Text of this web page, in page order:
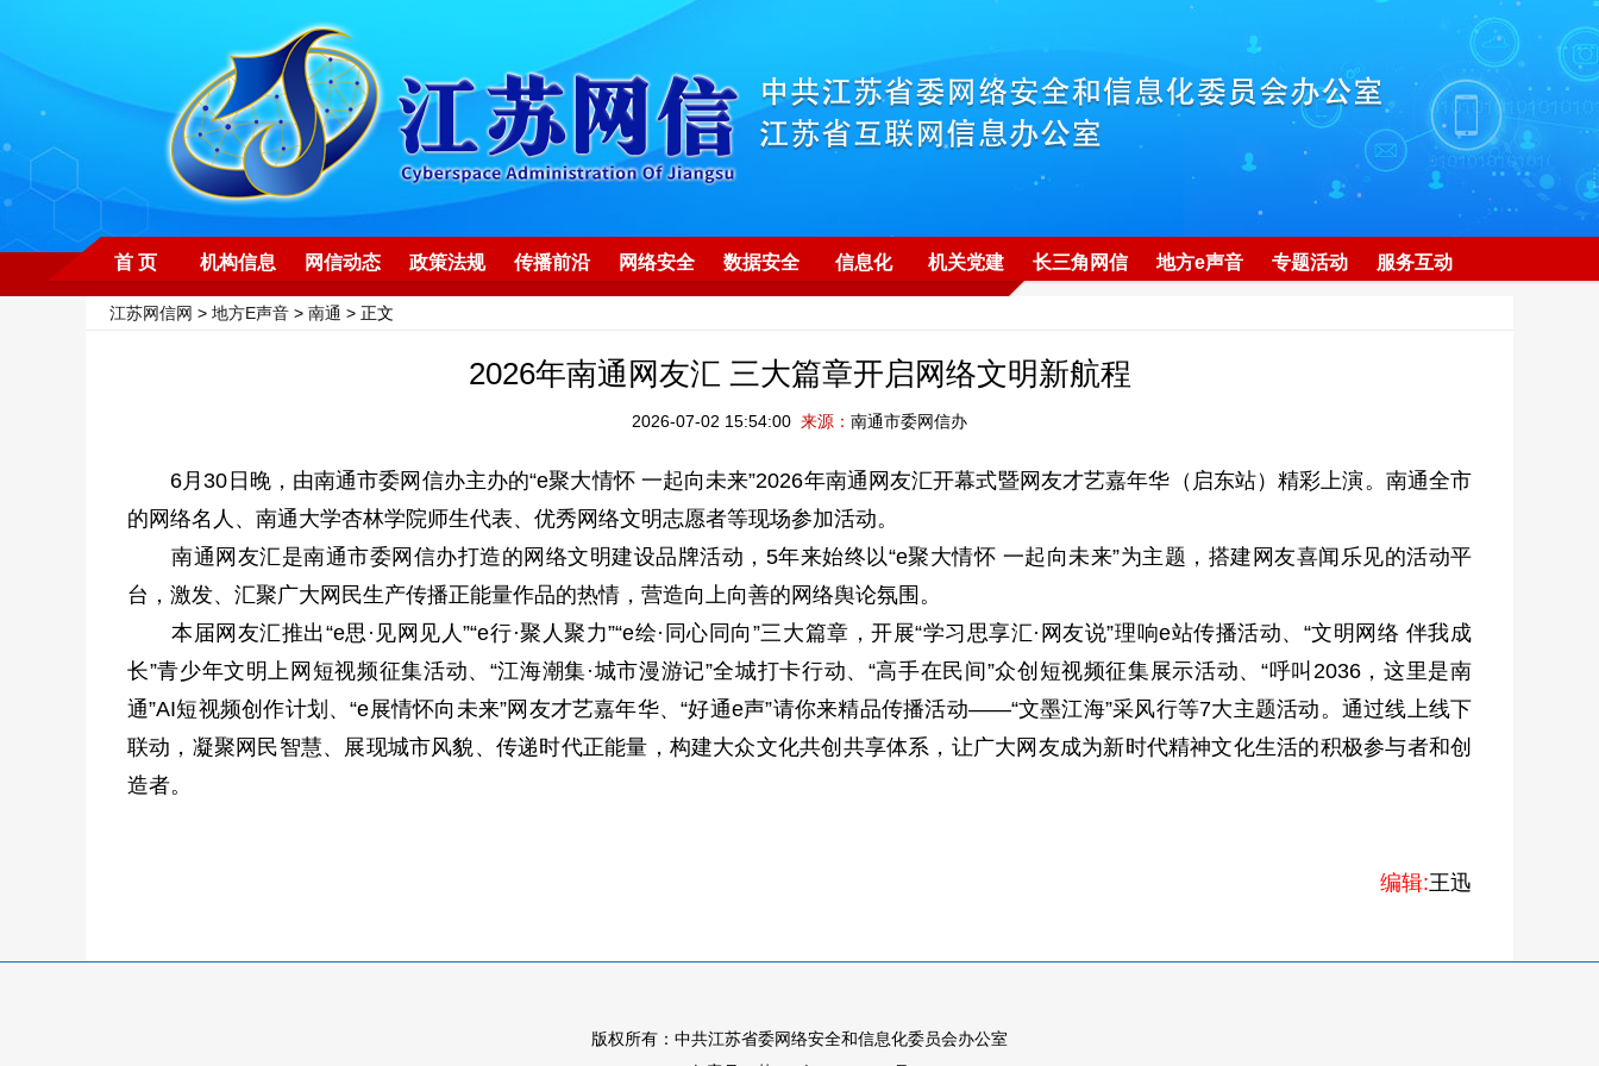
首 页 机构信息 网信动态 政策法规 传播前沿 网络安全 数据安全 信息化 机关党建 长三角网信 地方e声音 专题活动 服务互动
江苏网信网 > 地方E声音 > 南通 > 正文
2026年南通网友汇 三大篇章开启网络文明新航程
2026-07-02 15:54:00 来源： 南通市委网信办
6月30日晚，由南通市委网信办主办的“e聚大情怀 一起向未来”2026年南通网友汇开幕式暨网友才艺嘉年华（启东站）精彩上演。南通全市
的网络名人、南通大学杏林学院师生代表、优秀网络文明志愿者等现场参加活动。
南通网友汇是南通市委网信办打造的网络文明建设品牌活动，5年来始终以“e聚大情怀 一起向未来”为主题，搭建网友喜闻乐见的活动平
台，激发、汇聚广大网民生产传播正能量作品的热情，营造向上向善的网络舆论氛围。
本届网友汇推出“e思·见网见人”“e行·聚人聚力”“e绘·同心同向”三大篇章，开展“学习思享汇·网友说”理响e站传播活动、“文明网络 伴我成
长”青少年文明上网短视频征集活动、“江海潮集·城市漫游记”全城打卡行动、“高手在民间”众创短视频征集展示活动、“呼叫2036，这里是南
通”AI短视频创作计划、“e展情怀向未来”网友才艺嘉年华、“好通e声”请你来精品传播活动——“文墨江海”采风行等7大主题活动。通过线上线下
联动，凝聚网民智慧、展现城市风貌、传递时代正能量，构建大众文化共创共享体系，让广大网友成为新时代精神文化生活的积极参与者和创
造者。
编辑:王迅
版权所有：中共江苏省委网络安全和信息化委员会办公室